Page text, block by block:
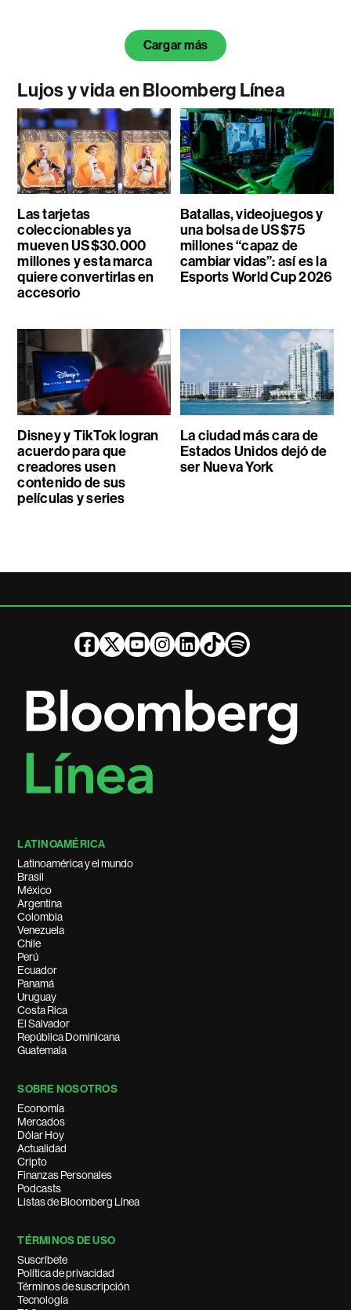
Cargar más
Lujos y vida en Bloomberg Línea
Las tarjetas
coleccionables ya
mueven US$30.000
millones y esta marca
quiere convertirlas en
accesorio
Batallas, videojuegos y
una bolsa de US$75
millones “capaz de
cambiar vidas”: así es la
Esports World Cup 2026
Disney y TikTok logran
acuerdo para que
creadores usen
contenido de sus
películas y series
La ciudad más cara de
Estados Unidos dejó de
ser Nueva York
LATINOAMÉRICA
Latinoamérica y el mundo
Brasil
México
Argentina
Colombia
Venezuela
Chile
Perú
Ecuador
Panamá
Uruguay
Costa Rica
El Salvador
República Dominicana
Guatemala
SOBRE NOSOTROS
Economía
Mercados
Dólar Hoy
Actualidad
Cripto
Finanzas Personales
Podcasts
Listas de Bloomberg Línea
TÉRMINOS DE USO
Suscríbete
Política de privacidad
Términos de suscripción
Tecnología